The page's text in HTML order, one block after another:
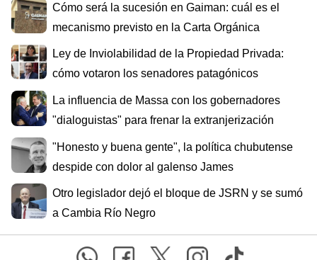
Cómo será la sucesión en Gaiman: cuál es el
mecanismo previsto en la Carta Orgánica
Ley de Inviolabilidad de la Propiedad Privada:
cómo votaron los senadores patagónicos
La influencia de Massa con los gobernadores
"dialoguistas" para frenar la extranjerización
"Honesto y buena gente", la política chubutense
despide con dolor al galenso James
Otro legislador dejó el bloque de JSRN y se sumó
a Cambia Río Negro